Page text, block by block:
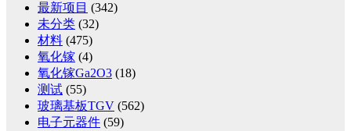
最新项目 (342)
未分类 (32)
材料 (475)
氧化镓 (4)
氧化镓Ga2O3 (18)
测试 (55)
玻璃基板TGV (562)
电子元器件 (59)